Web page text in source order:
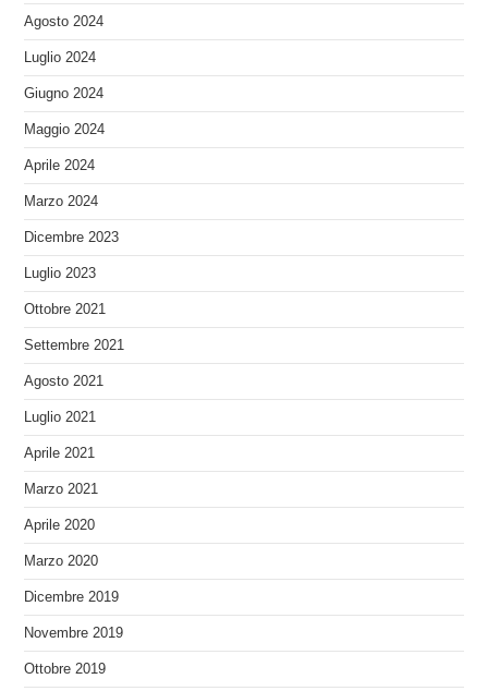
Agosto 2024
Luglio 2024
Giugno 2024
Maggio 2024
Aprile 2024
Marzo 2024
Dicembre 2023
Luglio 2023
Ottobre 2021
Settembre 2021
Agosto 2021
Luglio 2021
Aprile 2021
Marzo 2021
Aprile 2020
Marzo 2020
Dicembre 2019
Novembre 2019
Ottobre 2019